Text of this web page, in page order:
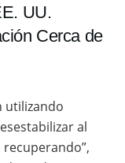
UU.
Cerca de
utilizando
al